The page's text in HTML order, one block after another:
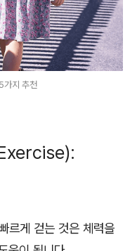
가지 추천
게 걷는 것은 체력을